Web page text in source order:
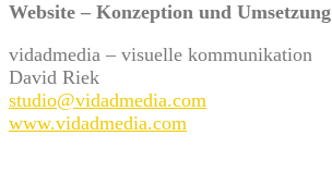
Website – Konzeption und Umsetzung
vidadmedia – visuelle kommunikation
David Riek
studio@vidadmedia.com
www.vidadmedia.com